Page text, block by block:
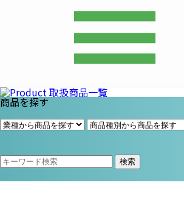
プライム・スター株式会社
商品を探す
検索